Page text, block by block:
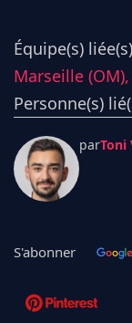
Équipe(s)
Marseille (OM),
Personne(s)
parToni
S'abonner